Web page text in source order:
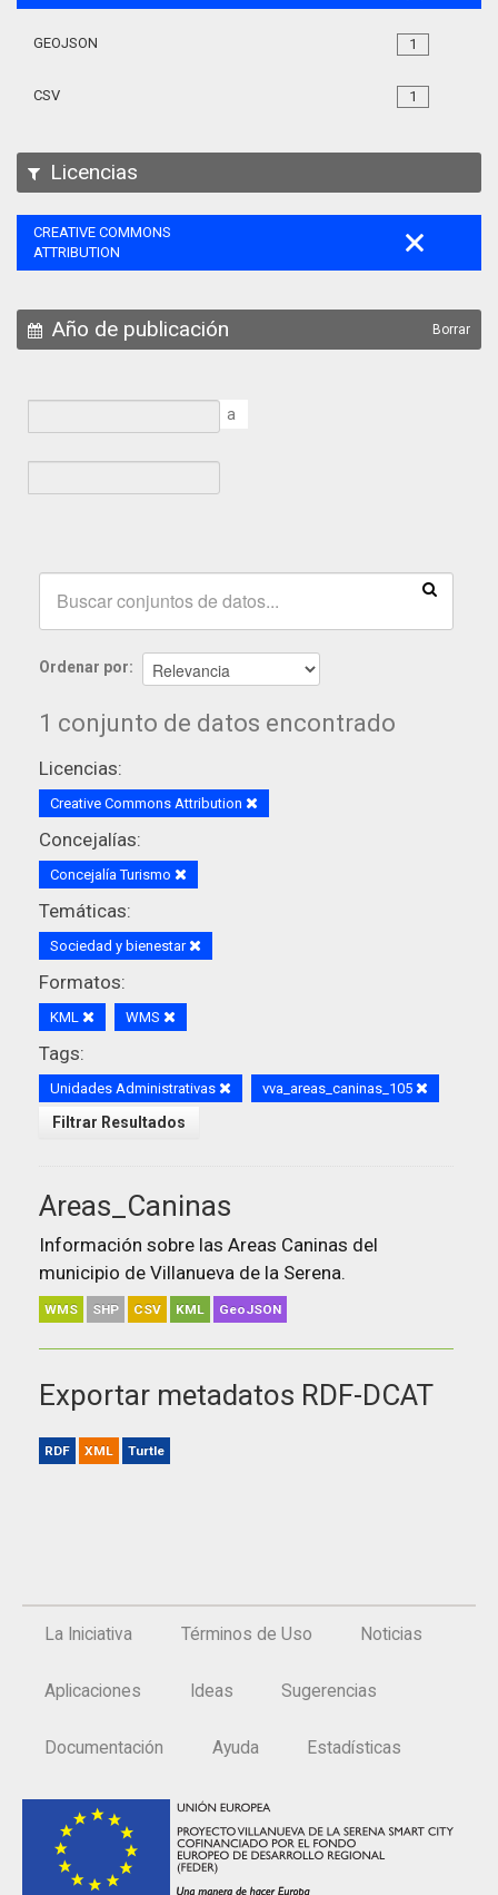
1
GEOJSON
1
CSV
Licencias
CREATIVE COMMONS
ATTRIBUTION
Año de publicación Borrar
a
Ordenar por
1 conjunto de datos encontrado
Licencias:
Creative Commons Attribution
Concejalías:
Concejalía Turismo
Temáticas:
Sociedad y bienestar
Formatos:
KML WMS
Tags:
Unidades Administrativas vva_areas_caninas_105
Filtrar Resultados
Areas_Caninas
Información sobre las Areas Caninas del
municipio de Villanueva de la Serena.
WMS SHP CSV KML GeoJSON
Exportar metadatos RDF-DCAT
RDF XML Turtle
La Iniciativa Términos de Uso Noticias
Aplicaciones Ideas Sugerencias
Documentación Ayuda Estadísticas